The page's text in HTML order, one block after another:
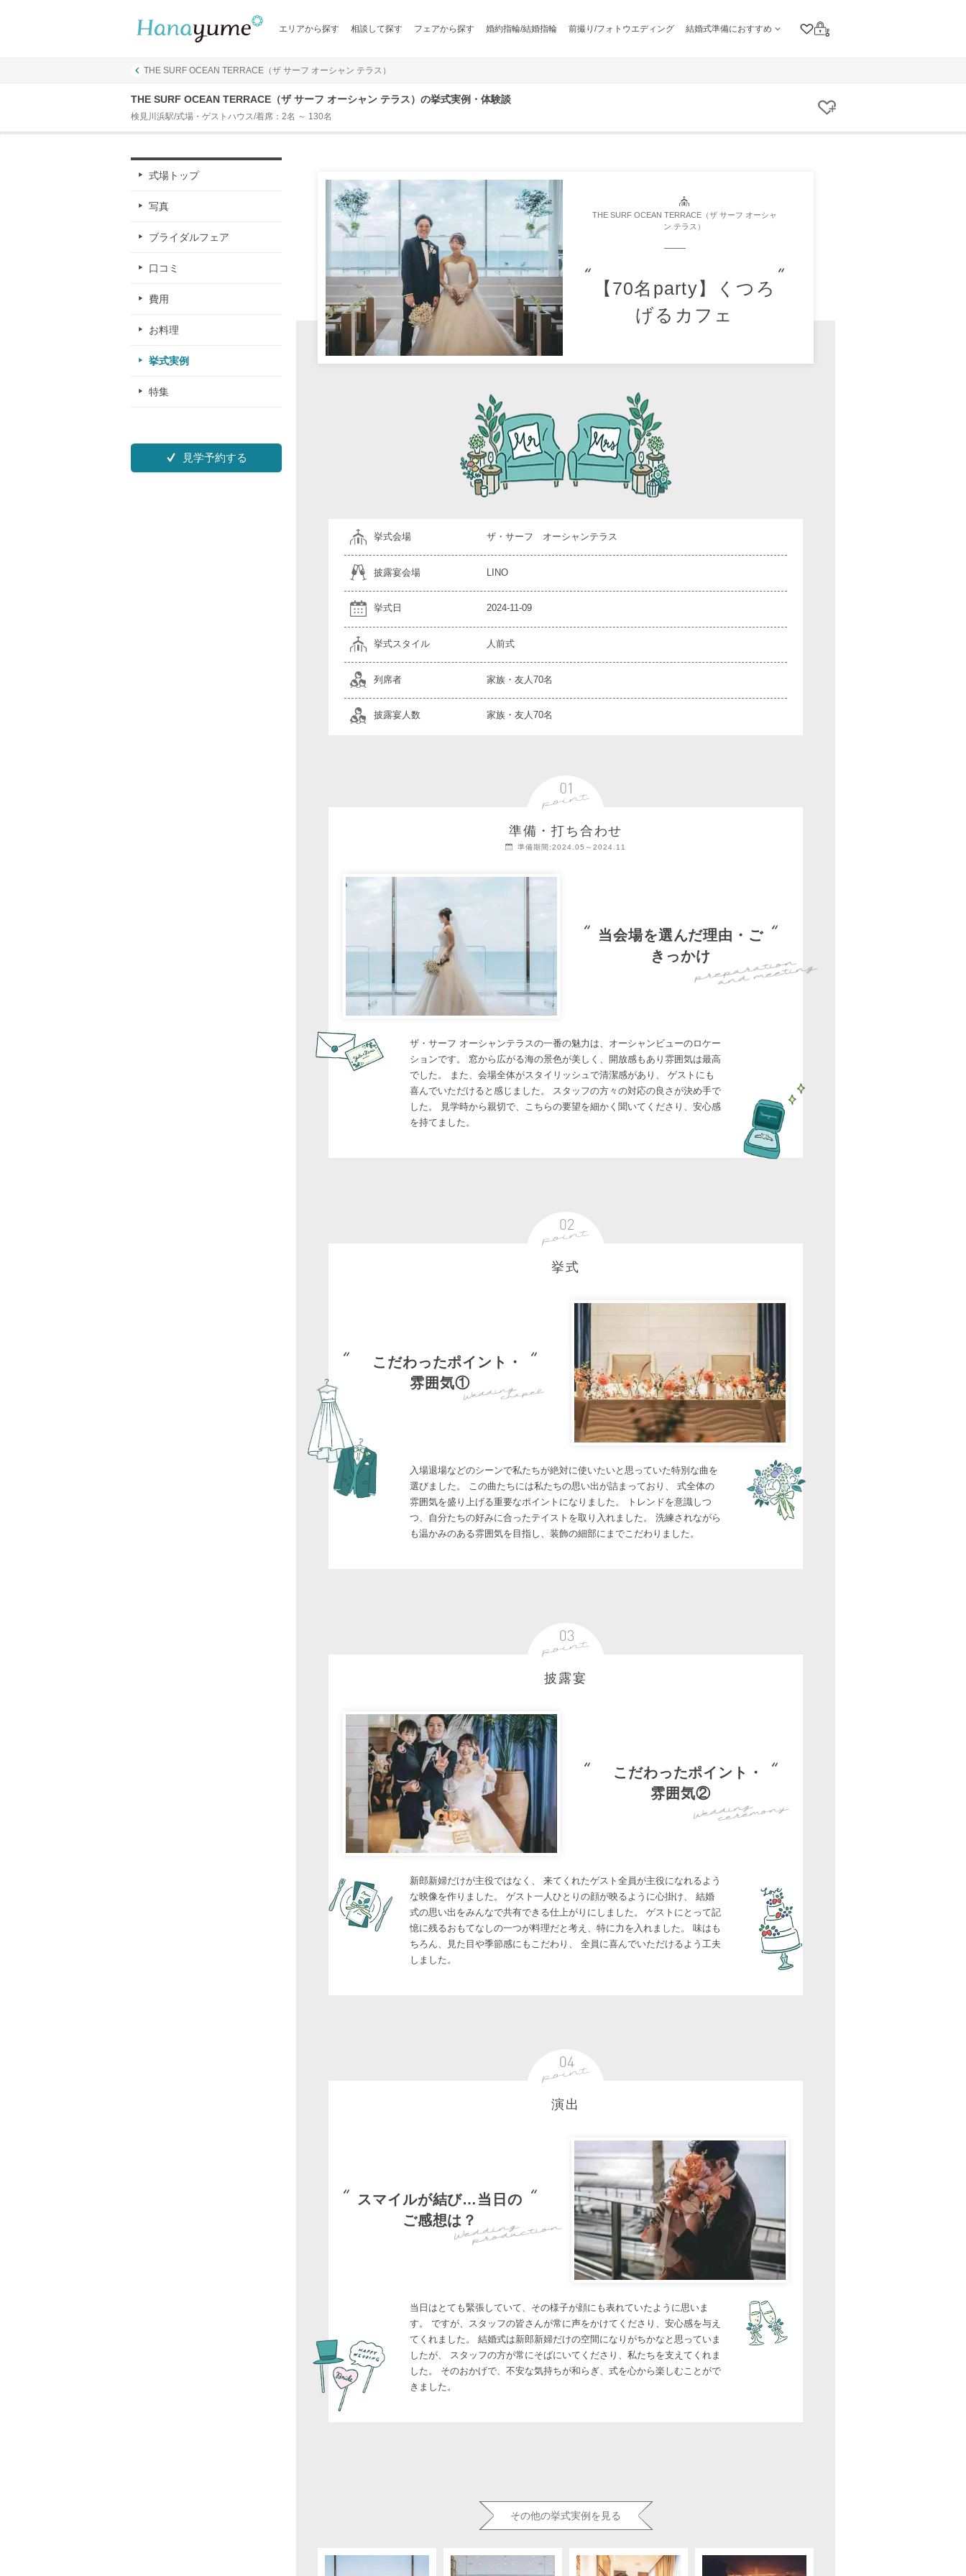
エリアから探す 相談して探す フェアから探す 婚約指輪/結婚指輪 前撮り/フォトウエディング 結婚式準備におすすめ
クリップリスト
ログイン
THE SURF OCEAN TERRACE（ザ サーフ オーシャン テラス）
THE SURF OCEAN TERRACE（ザ サーフ オーシャン テラス）の挙式実例・体験談
検見川浜駅/式場・ゲストハウス/着席：2名 ～ 130名 クリップする
式場トップ
写真
ブライダルフェア
口コミ
費用
お料理
挙式実例
特集
見学予約する
THE SURF OCEAN TERRACE（ザ サーフ オーシャ
ン テラス）
【70名party】くつろ
げるカフェ
挙式会場 ザ・サーフ オーシャンテラス
披露宴会場 LINO
挙式日 2024-11-09
挙式スタイル 人前式
列席者 家族・友人70名
披露宴人数 家族・友人70名
準備・打ち合わせ
準備期間:2024.05～2024.11
当会場を選んだ理由・ご
きっかけ
ザ・サーフ オーシャンテラスの一番の魅力は、オーシャンビューのロケー
ションです。 窓から広がる海の景色が美しく、開放感もあり雰囲気は最高
でした。 また、会場全体がスタイリッシュで清潔感があり、 ゲストにも
喜んでいただけると感じました。 スタッフの方々の対応の良さが決め手で
した。 見学時から親切で、こちらの要望を細かく聞いてくださり、安心感
を持てました。
挙式
こだわったポイント・
雰囲気①
入場退場などのシーンで私たちが絶対に使いたいと思っていた特別な曲を
選びました。 この曲たちには私たちの思い出が詰まっており、 式全体の
雰囲気を盛り上げる重要なポイントになりました。 トレンドを意識しつ
つ、自分たちの好みに合ったテイストを取り入れました。 洗練されながら
も温かみのある雰囲気を目指し、装飾の細部にまでこだわりました。
披露宴
こだわったポイント・
雰囲気②
新郎新婦だけが主役ではなく、 来てくれたゲスト全員が主役になれるよう
な映像を作りました。 ゲスト一人ひとりの顔が映るように心掛け、 結婚
式の思い出をみんなで共有できる仕上がりにしました。 ゲストにとって記
憶に残るおもてなしの一つが料理だと考え、特に力を入れました。 味はも
ちろん、見た目や季節感にもこだわり、 全員に喜んでいただけるよう工夫
しました。
演出
スマイルが結び…当日の
ご感想は？
当日はとても緊張していて、その様子が顔にも表れていたように思いま
す。 ですが、スタッフの皆さんが常に声をかけてくださり、安心感を与え
てくれました。 結婚式は新郎新婦だけの空間になりがちかなと思っていま
したが、 スタッフの方が常にそばにいてくださり、私たちを支えてくれま
した。 そのおかげで、不安な気持ちが和らぎ、式を心から楽しむことがで
きました。
その他の挙式実例を見る